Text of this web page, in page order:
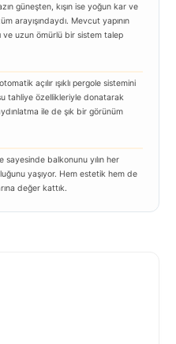
güneşten, kışın ise yoğun kar ve
arayışındaydı. Mevcut yapının
ve uzun ömürlü bir sistem talep
açılır ışıklı pergole sistemini
tahliye özellikleriyle donatarak
ile de şık bir görünüm
sayesinde balkonunu yılın her
yaşıyor. Hem estetik hem de
değer kattık.